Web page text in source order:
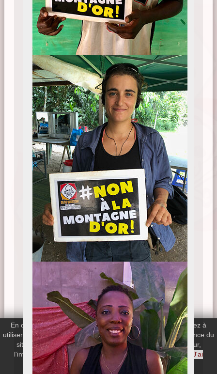
En continuant votre navigation sur le site, vous nous autorisez à
utiliser les cookies de Google Analytics afin de mesurer l'audience du
site web. Si vous désactivez les cookies de votre navigateur,
l'intégralité du site web reste disponible.
En savoir plus
J'ai
compris